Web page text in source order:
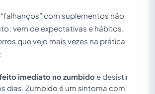
com suplementos não
vem de expectativas e hábitos.
que vejo mais vezes na prática
imediato no zumbido e desistir
dias. Zumbido é um sintoma com